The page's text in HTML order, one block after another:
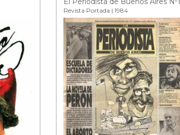
Revista Portada | 1984